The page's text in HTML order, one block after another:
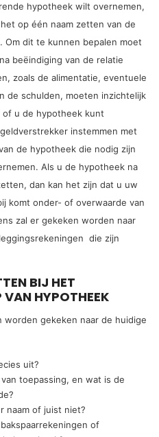
hypotheek wilt overnemen,
op één naam zetten van de
Om dit te kunnen bepalen moet
beëindiging van de relatie
zoals de alimentatie, eventuele
de schulden, moeten inzichtelijk
u de hypotheek kunt
instemmen met
de hypotheek die nodig zijn
Als u de hypotheek na
dan kan het zijn dat u uw
komt onder- of overwaarde van
zal er gekeken worden naar
die zijn
BIJ HET
HYPOTHEEK
gekeken naar de huidige
uit?
toepassing, en wat is de
naam of juist niet?
of